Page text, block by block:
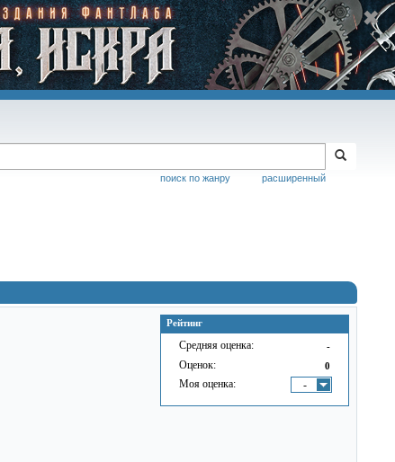
расширенный
поиск по жанру
Рейтинг
Средняя оценка: -
Оценок: 0
Моя оценка: -